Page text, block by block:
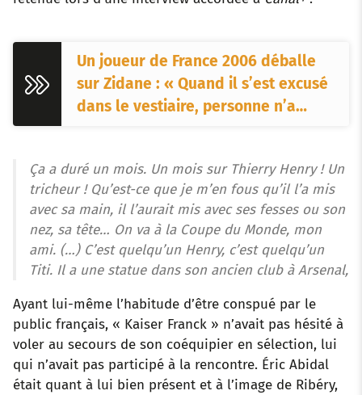
Un joueur de France 2006 déballe
sur Zidane : « Quand il s’est excusé
dans le vestiaire, personne n’a…
Ça a duré un mois. Un mois sur Thierry Henry ! Un
tricheur ! Qu’est-ce que je m’en fous qu’il l’a mis
avec sa main, il l’aurait mis avec ses fesses ou son
nez, sa tête… On va à la Coupe du Monde, mon
ami. (…) C’est quelqu’un Henry, c’est quelqu’un
Titi. Il a une statue dans son ancien club à Arsenal,
Ayant lui-même l’habitude d’être conspué par le
public français, « Kaiser Franck » n’avait pas hésité à
voler au secours de son coéquipier en sélection, lui
qui n’avait pas participé à la rencontre. Éric Abidal
était quant à lui bien présent et à l’image de Ribéry,